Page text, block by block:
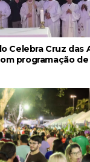
Celebra Cruz das
programação